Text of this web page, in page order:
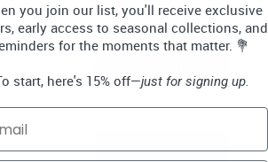
Prix Bloomex: 142,99 $
you join our list, you'll receive exclusive
early access to seasonal collections, and
for the moments that matter. 💐
start, here's 15% off—just for signing up.